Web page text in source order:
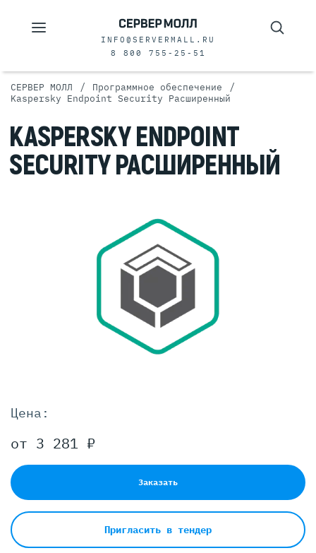
INFO@SERVERMALL.RU
8 800 755-25-51
СЕРВЕР МОЛЛ / Программное обеспечение /
Kaspersky Endpoint Security Расширенный
KASPERSKY ENDPOINT
SECURITY РАСШИРЕННЫЙ
Цена:
от 3 281 ₽
Заказать
Пригласить в тендер